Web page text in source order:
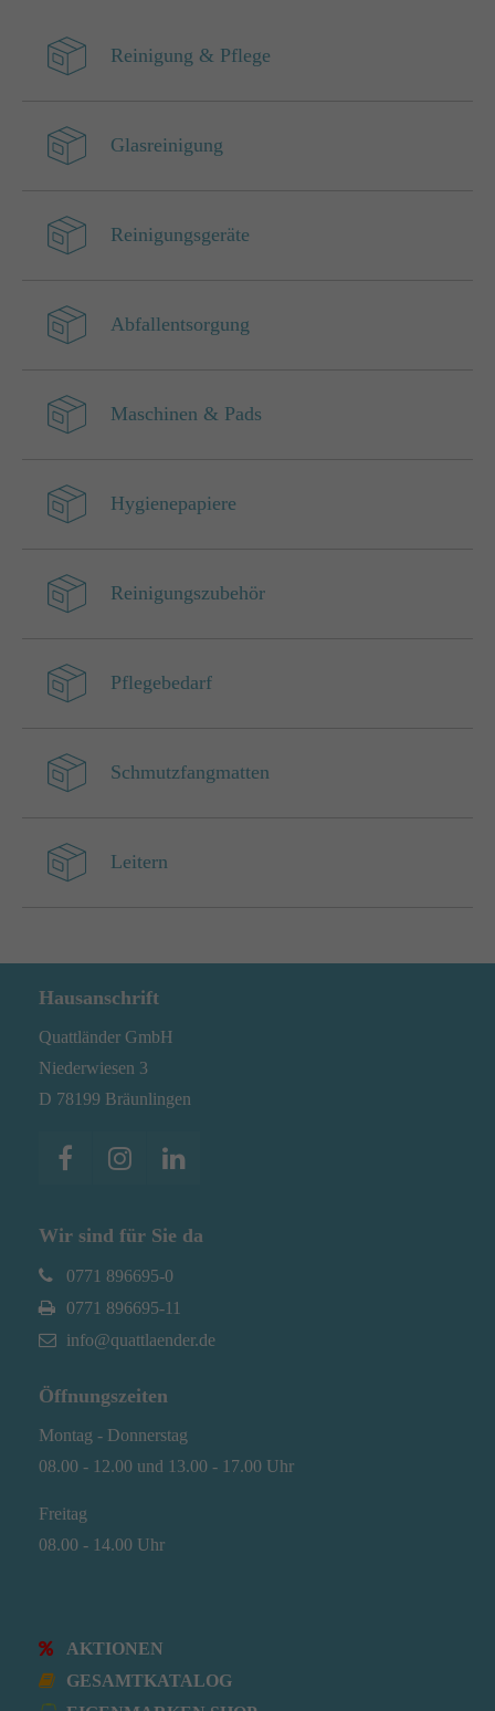
Aenean commodo ligula eget dolor. Aenean
Donec quam felis, ultricies nec.
Reinigung & Pflege
Glasreinigung
Reinigungsgeräte
Abfallentsorgung
Maschinen & Pads
Hygienepapiere
Reinigungszubehör
Pflegebedarf
Schmutzfangmatten
Leitern
Hausanschrift
Quattländer GmbH
Niederwiesen 3
D 78199 Bräunlingen
Wir sind für Sie da
0771 896695-0
0771 896695-11
info@quattlaender.de
Öffnungszeiten
Montag - Donnerstag
08.00 - 12.00 und 13.00 - 17.00 Uhr
Freitag
08.00 - 14.00 Uhr
AKTIONEN
GESAMTKATALOG